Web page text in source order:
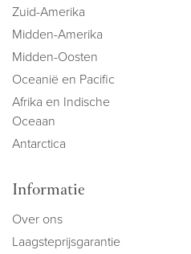
Zuid-Amerika
Midden-Amerika
Midden-Oosten
Oceanië en Pacific
Afrika en Indische
Oceaan
Antarctica
Informatie
Over ons
Laagsteprijsgarantie